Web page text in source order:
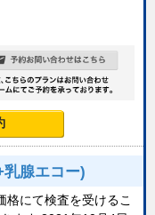
腺エコー)
格にて検査を受けるこ